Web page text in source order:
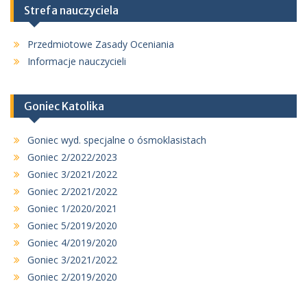
Strefa nauczyciela
Przedmiotowe Zasady Oceniania
Informacje nauczycieli
Goniec Katolika
Goniec wyd. specjalne o ósmoklasistach
Goniec 2/2022/2023
Goniec 3/2021/2022
Goniec 2/2021/2022
Goniec 1/2020/2021
Goniec 5/2019/2020
Goniec 4/2019/2020
Goniec 3/2021/2022
Goniec 2/2019/2020